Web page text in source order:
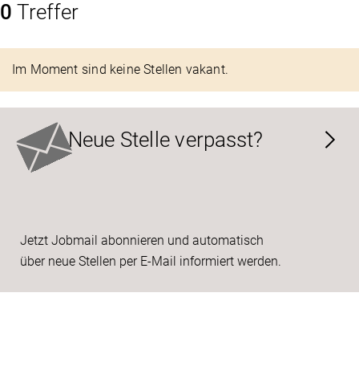
0 Treffer
Im Moment sind keine Stellen vakant.
Neue Stelle verpasst?
Jetzt Jobmail abonnieren und automatisch
über neue Stellen per E-Mail informiert werden.